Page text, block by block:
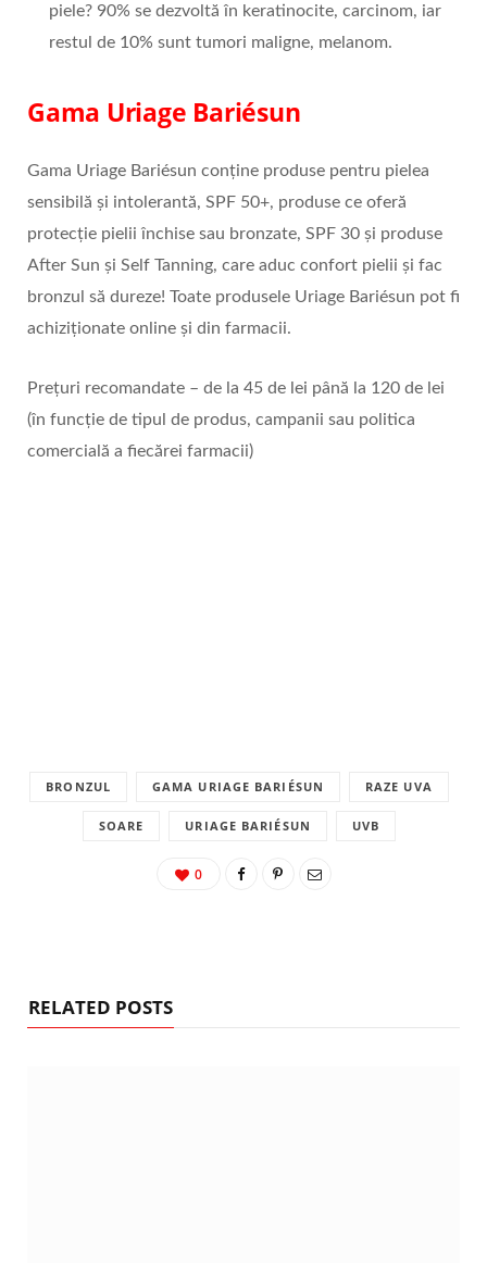
piele? 90% se dezvoltă în keratinocite, carcinom, iar
restul de 10% sunt tumori maligne, melanom.
Gama Uriage Bariésun
Gama Uriage Bariésun conține produse pentru pielea
sensibilă și intolerantă, SPF 50+, produse ce oferă
protecție pielii închise sau bronzate, SPF 30 și produse
After Sun și Self Tanning, care aduc confort pielii și fac
bronzul să dureze! Toate produsele Uriage Bariésun pot fi
achiziționate online și din farmacii.
Prețuri recomandate – de la 45 de lei până la 120 de lei
(în funcție de tipul de produs, campanii sau politica
comercială a fiecărei farmacii)
BRONZUL GAMA URIAGE BARIÉSUN RAZE UVA
SOARE URIAGE BARIÉSUN UVB
0
RELATED POSTS